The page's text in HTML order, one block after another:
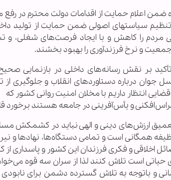
ضمن اعلام حمایت از اقدامات دولت محترم در رفع
سیاستهای اصولی ضمن حمایت از تولید
را کاهش و با ایجاد فرصت‌های شغلی، و
و نرخ فرزندآوری را بهبود بخشند.
تأکید بر نقش رسانه‌های داخلی در بازنمایی
درباره دستاوردهای انقلاب و جلوگیری از
انتظار داریم با مخلان امنیت روانی کشور
و یأس‌آفرینی در جامعه هستند برخورد
ارزش‌های دینی و الهی نباید در کشمکش
همگانی است و تمامی دستگاه‌ها، نهادها و
اخلاقی و فکری فرزندان این کشور و پاسداری از
است تلاش کنند لذا از سران سه قوه
باتوجه به تلاش گسترده دشمن برای نابودی